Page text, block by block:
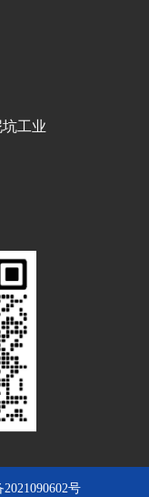
工业
号